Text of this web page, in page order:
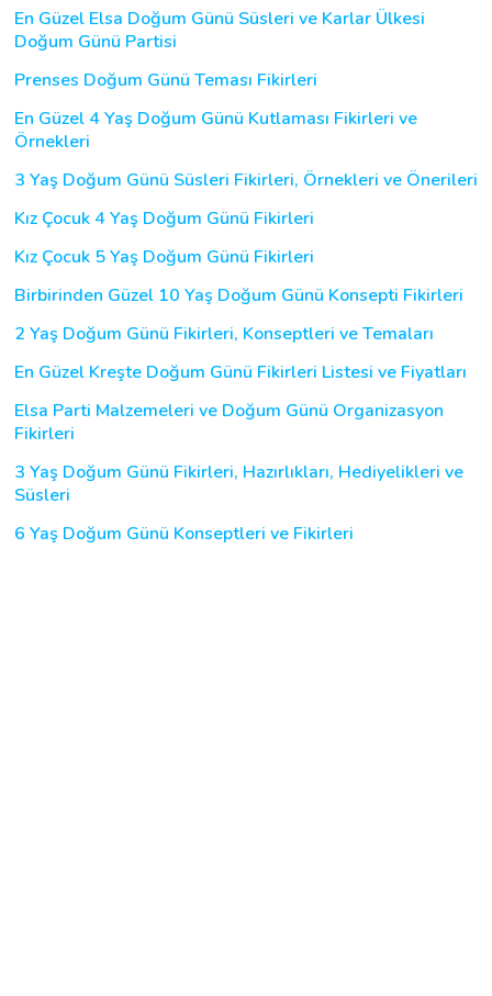
En Güzel Elsa Doğum Günü Süsleri ve Karlar Ülkesi
Doğum Günü Partisi
Prenses Doğum Günü Teması Fikirleri
En Güzel 4 Yaş Doğum Günü Kutlaması Fikirleri ve
Örnekleri
3 Yaş Doğum Günü Süsleri Fikirleri, Örnekleri ve Önerileri
Kız Çocuk 4 Yaş Doğum Günü Fikirleri
Kız Çocuk 5 Yaş Doğum Günü Fikirleri
Birbirinden Güzel 10 Yaş Doğum Günü Konsepti Fikirleri
2 Yaş Doğum Günü Fikirleri, Konseptleri ve Temaları
En Güzel Kreşte Doğum Günü Fikirleri Listesi ve Fiyatları
Elsa Parti Malzemeleri ve Doğum Günü Organizasyon
Fikirleri
3 Yaş Doğum Günü Fikirleri, Hazırlıkları, Hediyelikleri ve
Süsleri
6 Yaş Doğum Günü Konseptleri ve Fikirleri